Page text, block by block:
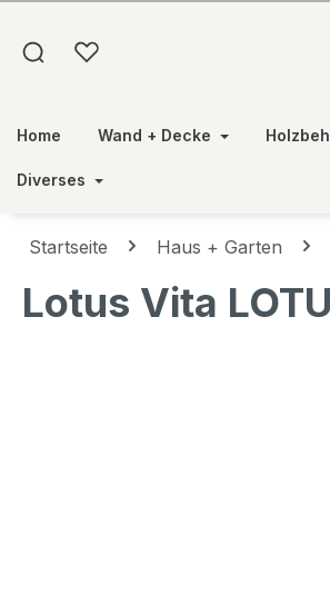
Home Wand + Decke
Diverses
Startseite Haus + Garten
Lotus Vita